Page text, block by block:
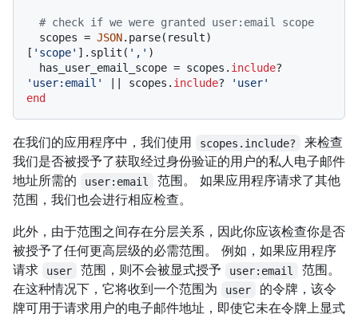
# check if we were granted user:email scope
  scopes =
JSON.parse(result)
[ 'scope' ].split( ',' )
  has_user_email_scope = scopes.
include
'user:email'
| scopes. include?
'user'
end
在我们的应用程序中，我们使用 scopes.include?
来检查
我们是否被授予了获取经过身份验证的用户的私人电子邮件
地址所需的
user:email
范围。 如果应用程序请求了其他
范围，我们也会进行相应检查。
此外，由于范围之间存在分层关系，因此你应该检查你是否
被授予了任何更高层级的必需范围。 例如，如果应用程序
请求
user 范围，则不会被显式授予 user:email
范围。
在这种情况下，它将收到一个范围为
user
的令牌，该令
牌可用于请求用户的电子邮件地址，即使它未在令牌上显式